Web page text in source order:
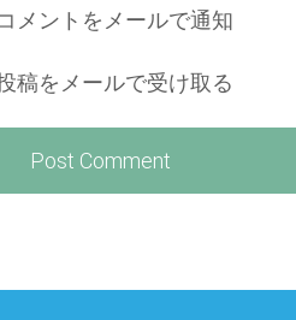
メントをメールで通知
稿をメールで受け取る